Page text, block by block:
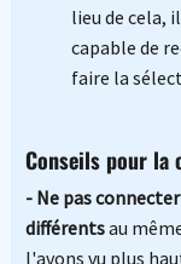
lieu de cela,
capable de
faire la
Conseils pour la
- Ne pas
différentsau
l'avons vu plus